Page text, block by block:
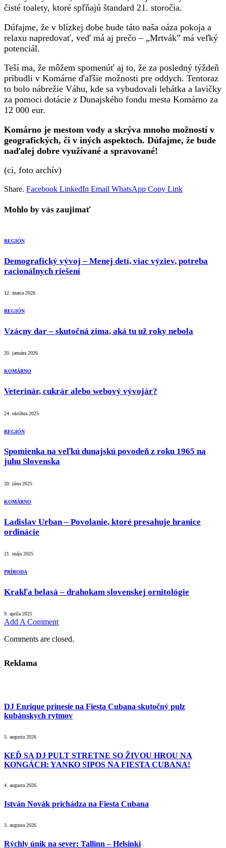
čisté toalety, ktoré spľňajú štandard 21. storočia.
Dúfajme, že v blízkej dobe bude táto naša oáza pokoja a
relaxu napredovať, veď má aj prečo – „Mrtvák” má veľký
potenciál.
Teší ma, že môžem spomenúť aj to, že za posledný týždeň
pribudli v Komárne ďaľšie možnosti pre oddych. Tentoraz
to bolo nábrežie Váhu, kde sa vybudovali lehátka a lavičky
za pomoci dotácie z Dunajského fondu mesta Komárno za
12 000 eur.
Komárno je mestom vody a skrýva mnoho možností v
geografických, či v iných aspektoch. Dúfajme, že bude
naďalej dobre využívané a spravované!
(ci, foto archív)
Share. Facebook LinkedIn Email WhatsApp Copy Link
Mohlo by vás zaujimať
REGIÓN
Demografický vývoj – Menej detí, viac výziev, potreba
racionálnych riešení
12. marca 2026
REGIÓN
Vzácny dar – skutočná zima, aká tu už roky nebola
20. januára 2026
KOMÁRNO
Veterinár, cukrár alebo webový vývojár?
24. októbra 2025
REGIÓN
Spomienka na veľkú dunajskú povodeň z roku 1965 na
juhu Slovenska
20. júna 2025
KOMÁRNO
Ladislav Urban – Povolanie, ktoré presahuje hranice
ordinácie
21. mája 2025
PRÍRODA
Krakľa belasá – drahokam slovenskej ornitológie
9. apríla 2025
Add A Comment
Comments are closed.
Reklama
DJ Enrique prinesie na Fiesta Cubana skutočný pulz
kubánskych rytmov
5. augusta 2026
KEĎ SA DJ PULT STRETNE SO ŽIVOU HROU NA
KONGÁCH: YANKO SIPOS NA FIESTA CUBANA!
4. augusta 2026
István Novák prichádza na Fiesta Cubana
3. augusta 2026
Rýchly únik na sever: Tallinn – Helsinki